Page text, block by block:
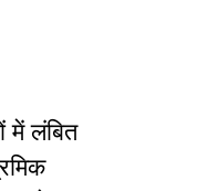
में लंबित